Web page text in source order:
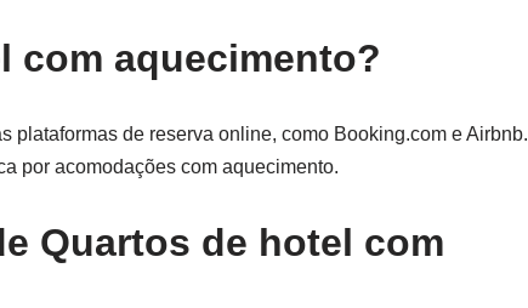
com aquecimento?
plataformas de reserva online, como Booking.com e Airbnb.
por acomodações com aquecimento.
Quartos de hotel com